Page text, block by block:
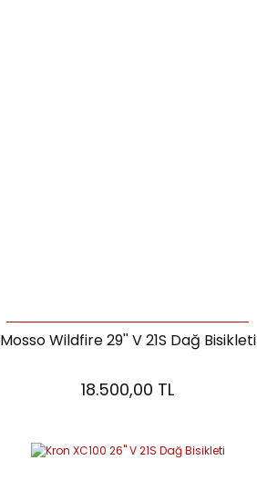
Mosso Wildfire 29'' V 21S Dağ Bisikleti
18.500,00 TL